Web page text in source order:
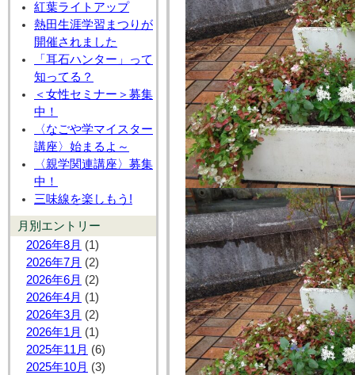
紅葉ライトアップ
熱田生涯学習まつりが
開催されました
「耳石ハンター」って
知ってる？
＜女性セミナー＞募集
中！
〈なごや学マイスター
講座〉始まるよ～
〈親学関連講座〉募集
中！
三味線を楽しもう!
月別エントリー
2026年8月 (1)
2026年7月 (2)
2026年6月 (2)
2026年4月 (1)
2026年3月 (2)
2026年1月 (1)
2025年11月 (6)
2025年10月 (3)